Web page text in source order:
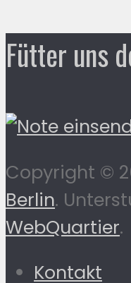
Fütter uns
Copyright ©
Berlin.
WebQuartier.
Kontakt